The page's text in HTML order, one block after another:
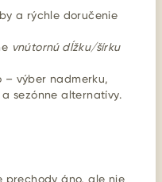
a rýchle doručenie
vnútornú dĺžku/šírku
– výber nadmerku,
sezónne alternatívy.
prechody áno, ale nie